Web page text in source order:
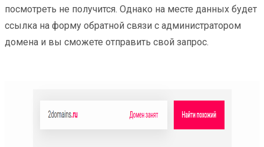
посмотреть не получится. Однако на месте данных будет
ссылка на форму обратной связи с администратором
домена и вы сможете отправить свой запрос.